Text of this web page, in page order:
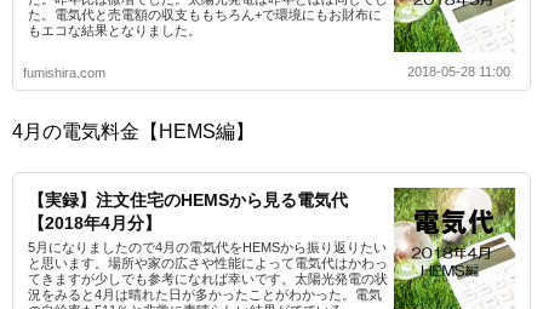
た。電気代と売電額の収支ももちろん+で環境にもお財布に
もエコな結果となりました。
fumishira.com 2018-05-28 11:00
4月の電気料金【HEMS編】
【実録】注文住宅のHEMSから見る電気代
【2018年4月分】
5月になりましたので4月の電気代をHEMSから振り返りたい
と思います。場所や家の広さや性能によって電気代はかわっ
てきますが少しでも参考になれば幸いです。太陽光発電の状
況をみると4月は晴れた日が多かったことがわかった。電気